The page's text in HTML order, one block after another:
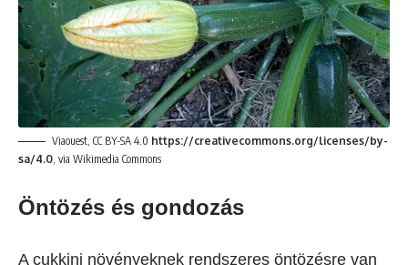
Viaouest, CC BY-SA 4.0 https://creativecommons.org/licenses/by-
sa/4.0 , via Wikimedia Commons
Öntözés és gondozás
A cukkini növényeknek rendszeres öntözésre van